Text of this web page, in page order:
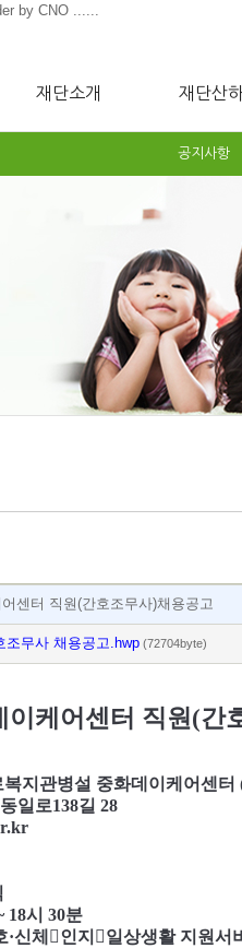
by CNO ......
재단소개 재단산
공지사항
센터 직원(간호조무사)채용공고
조무사 채용공고.hwp(72704byte)
이케어센터 직원(간
지관병설 중화데이케어센터
일로138길 28
18시 30분
·신체 인지 일상생활 지원서